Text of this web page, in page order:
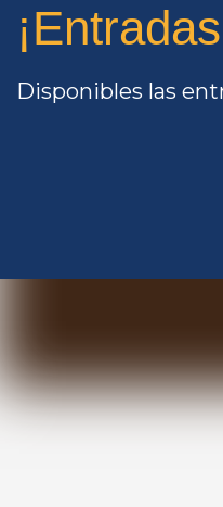
Disponibles las